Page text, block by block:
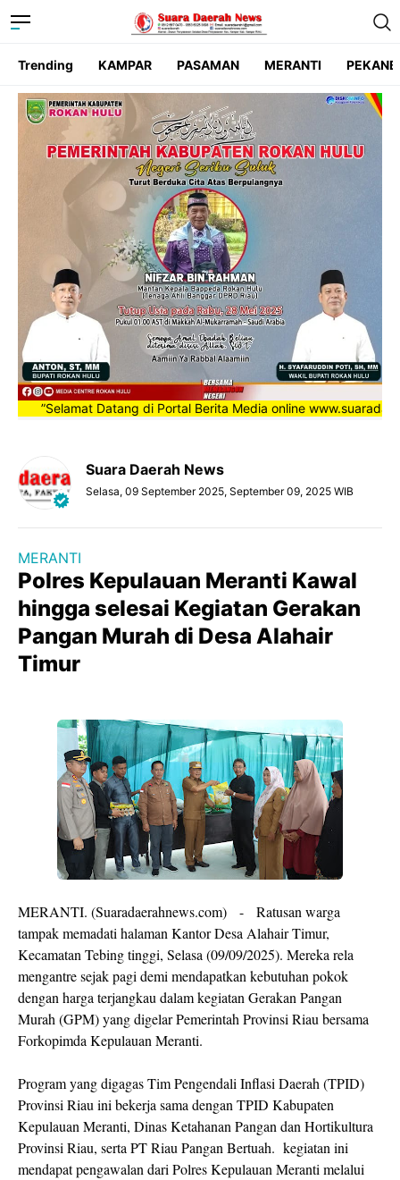
Trending KAMPAR PASAMAN MERANTI
”Selamat Datang di Portal Berita Media online
Suara Daerah News
Selasa, 09 September 2025, September 09, 2025 WIB
MERANTI
Polres Kepulauan Meranti Kawal
hingga selesai Kegiatan Gerakan
Pangan Murah di Desa Alahair
Timur
MERANTI. (Suaradaerahnews.com) - Ratusan warga
tampak memadati halaman Kantor Desa Alahair Timur,
Kecamatan Tebing tinggi, Selasa (09/09/2025). Mereka rela
mengantre sejak pagi demi mendapatkan kebutuhan pokok
dengan harga terjangkau dalam kegiatan Gerakan Pangan
Murah (GPM) yang digelar Pemerintah Provinsi Riau bersama
Forkopimda Kepulauan Meranti.
Program yang digagas Tim Pengendali Inflasi Daerah (TPID)
Provinsi Riau ini bekerja sama dengan TPID Kabupaten
Kepulauan Meranti, Dinas Ketahanan Pangan dan Hortikultura
Provinsi Riau, serta PT Riau Pangan Bertuah. kegiatan ini
mendapat pengawalan dari Polres Kepulauan Meranti melalui